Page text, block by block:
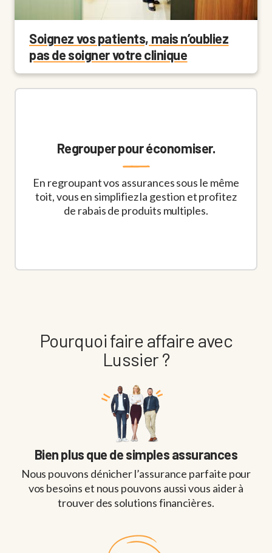
Soignez vos patients, mais n’oubliez
pas de soigner votre clinique
Regrouper pour économiser.
En regroupant vos assurances sous le même
toit, vous en simplifiez la gestion et profitez
de rabais de produits multiples.
Pourquoi faire affaire avec
Lussier ?
Bien plus que de simples assurances
Nous pouvons dénicher l’assurance parfaite pour
vos besoins et nous pouvons aussi vous aider à
trouver des solutions financières.